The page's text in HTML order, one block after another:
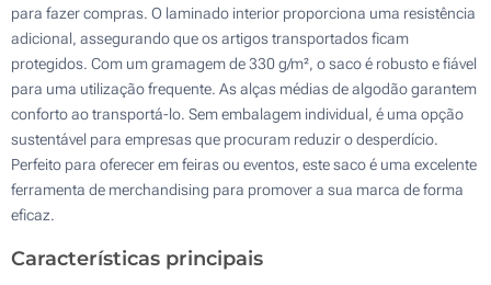
para fazer compras. O laminado interior proporciona uma resistência
adicional, assegurando que os artigos transportados ficam
protegidos. Com um gramagem de 330 g/m², o saco é robusto e fiável
para uma utilização frequente. As alças médias de algodão garantem
conforto ao transportá-lo. Sem embalagem individual, é uma opção
sustentável para empresas que procuram reduzir o desperdício.
Perfeito para oferecer em feiras ou eventos, este saco é uma excelente
ferramenta de merchandising para promover a sua marca de forma
eficaz.
Características principais